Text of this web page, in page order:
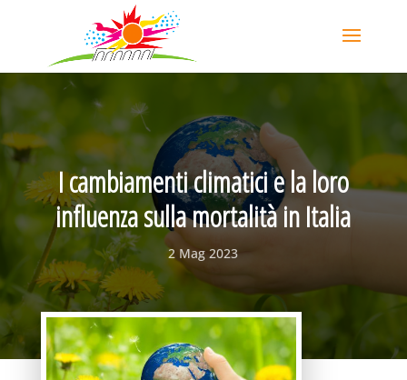
I cambiamenti climatici e la loro
influenza sulla mortalità in Italia
2 Mag 2023